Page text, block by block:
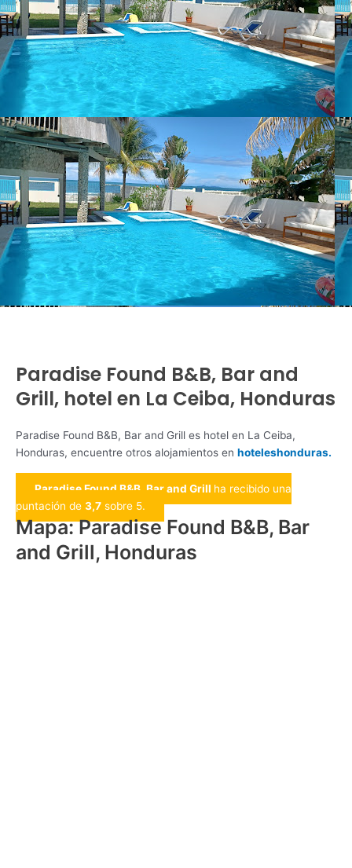
Paradise Found B&B, Bar and
Grill, hotel en La Ceiba, Honduras
Paradise Found B&B, Bar and Grill es hotel en La Ceiba,
Honduras, encuentre otros alojamientos en hoteleshonduras.
Paradise Found B&B, Bar and Grill ha recibido una
puntación de 3,7 sobre 5.
Mapa: Paradise Found B&B, Bar
and Grill, Honduras